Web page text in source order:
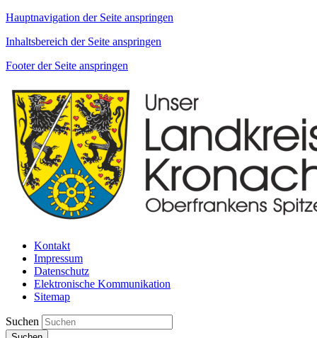
Hauptnavigation der Seite anspringen
Inhaltsbereich der Seite anspringen
Footer der Seite anspringen
Kontakt
Impressum
Datenschutz
Elektronische Kommunikation
Sitemap
Suchen